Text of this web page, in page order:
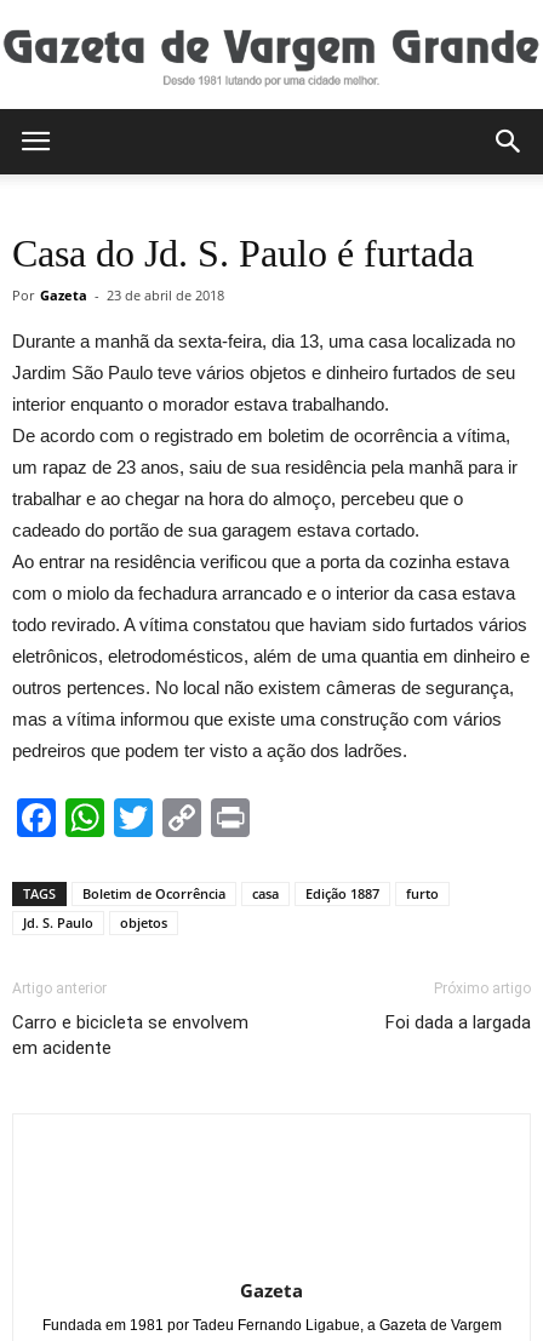
de
Vargem
Grande
Casa do Jd. S. Paulo é furtada
Por Gazeta - 23 de abril de 2018
Durante a manhã da sexta-feira, dia 13, uma casa localizada no
Jardim São Paulo teve vários objetos e dinheiro furtados de seu
interior enquanto o morador estava trabalhando.
De acordo com o registrado em boletim de ocorrência a vítima,
um rapaz de 23 anos, saiu de sua residência pela manhã para ir
trabalhar e ao chegar na hora do almoço, percebeu que o
cadeado do portão de sua garagem estava cortado.
Ao entrar na residência verificou que a porta da cozinha estava
com o miolo da fechadura arrancado e o interior da casa estava
todo revirado. A vítima constatou que haviam sido furtados vários
eletrônicos, eletrodomésticos, além de uma quantia em dinheiro e
outros pertences. No local não existem câmeras de segurança,
mas a vítima informou que existe uma construção com vários
pedreiros que podem ter visto a ação dos ladrões.
Facebook
WhatsApp
TwitterCopy
TAGS Boletim de Ocorrência casa Edição 1887
furto
Jd. S. Paulo
objetos
Artigo anterior
Carro e bicicleta se envolvem
em acidente
Próximo artigo
Foi dada a largada
Gazeta
Fundada em 1981 por Tadeu Fernando Ligabue, a Gazeta de Vargem